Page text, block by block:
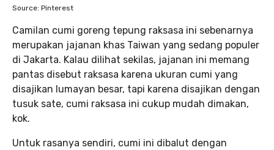
Source: Pinterest
Camilan cumi goreng tepung raksasa ini sebenarnya
merupakan jajanan khas Taiwan yang sedang populer
di Jakarta. Kalau dilihat sekilas, jajanan ini memang
pantas disebut raksasa karena ukuran cumi yang
disajikan lumayan besar, tapi karena disajikan dengan
tusuk sate, cumi raksasa ini cukup mudah dimakan,
kok.
Untuk rasanya sendiri, cumi ini dibalut dengan